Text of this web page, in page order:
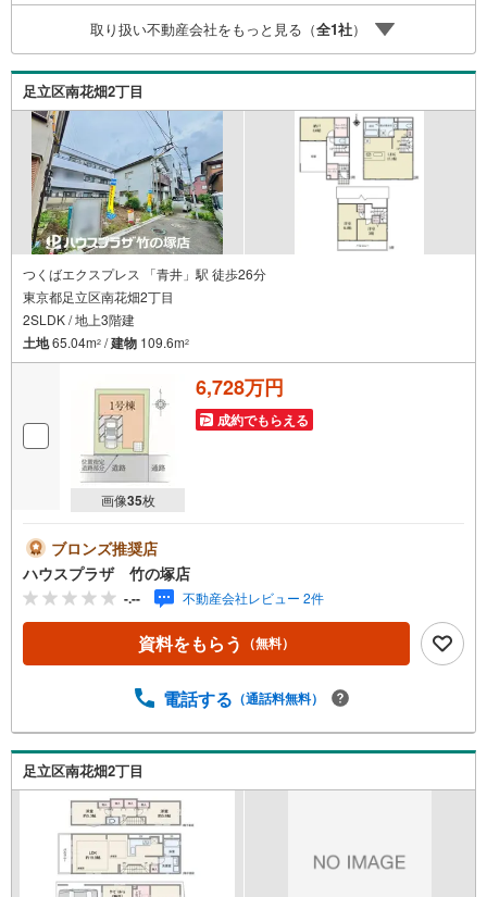
青井3丁目店 … 徒歩4分 ・Big-A 青井店 … 徒歩7
分 ・ウエルシア足立青井店 … 徒歩9分・医療法人社団
綾瀬病院 … 徒歩9分【成約報告で最大20万円相当のpay
payポイントプレゼント！】※資料請求または見学予約した
物件と成約した物件は同じでなくても構いません！
取り扱い不動産会社をもっと見る（全1社）
足立区南花畑2丁目
つくばエクスプレス 「青井」駅 徒歩26分
東京都足立区南花畑2丁目
2SLDK / 地上3階建
土地65.04m2 /建物 109.6m2
画像35枚
6,728万円
成約でもらえる
ブロンズ推奨店
ハウスプラザ 竹の塚店
-.-- 不動産会社レビュー 2件
資料をもらう （無料）
電話する （通話料無料）
足立区南花畑2丁目